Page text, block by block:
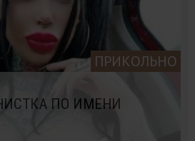
ПРИКОЛЬНО
ПО ИМЕНИ